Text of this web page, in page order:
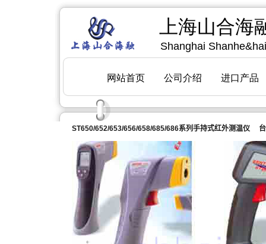
ST650/652/653/656/658/685/686系列手持式红外测温仪